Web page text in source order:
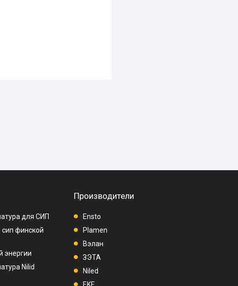
для СИП
финской
энергии
Nilid
Производители
Ensto
Plamen
Вэлан
ЗЭТА
Niled